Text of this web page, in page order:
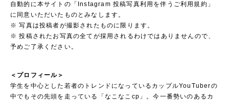
自動的に本サイトの「Instagram 投稿写真利用を伴うご利用規約」
に同意いただいたものとみなします。
※ 写真は投稿者が撮影されたものに限ります。
※ 投稿されたお写真の全てが採用されるわけではありませんので、
予めご了承ください。
＜プロフィール＞
学生を中心とした若者のトレンドになっているカップルYouTuberの
中でもその先頭を走っている「なこなこcp」。今一番勢いのあるカ